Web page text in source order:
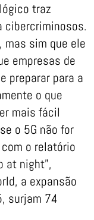
traz
cibercriminosos.
mas sim que ele
empresas de
preparar para a
o que
mais fácil
o 5G não for
o relatório
at night”,
a expansão
surjam 74